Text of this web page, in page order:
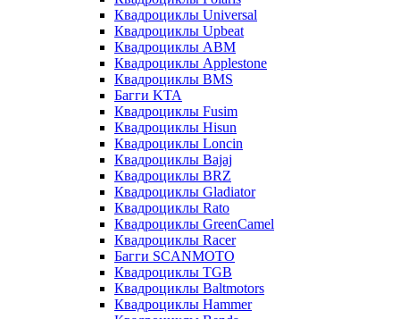
Квадроциклы Universal
Квадроциклы Upbeat
Квадроциклы ABM
Квадроциклы Applestone
Квадроциклы BMS
Багги KTA
Квадроциклы Fusim
Квадроциклы Hisun
Квадроциклы Loncin
Квадроциклы Bajaj
Квадроциклы BRZ
Квадроциклы Gladiator
Квадроциклы Rato
Квадроциклы GreenCamel
Квадроциклы Racer
Багги SCANMOTO
Квадроциклы TGB
Квадроциклы Baltmotors
Квадроциклы Hammer